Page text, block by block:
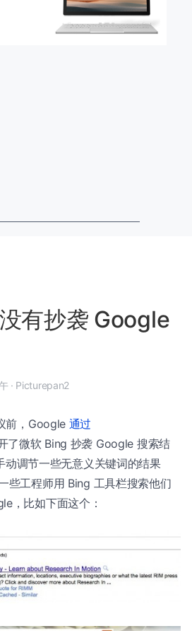
有抄袭 Google
午 · Picturepan2
前，Google 通过
了微软 Bing 抄袭 Google 搜索结
调节一些无意义关键词的结果
些工程师用 Bing 工具栏搜索他们
，比如下面这个：